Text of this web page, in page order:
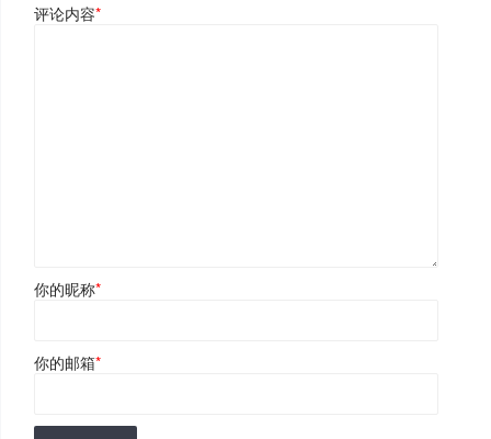
评论内容*
你的昵称*
你的邮箱*